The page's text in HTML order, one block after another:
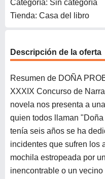
Categoría: Sin categoría
Tienda: Casa del libro
Descripción de la oferta
Resumen de DOÑA
XXXIX Concurso de
novela nos presenta a
quien todos llaman
tenía seis años se ha
incidentes que sufren los
mochila estropeada por
inencontrable o un